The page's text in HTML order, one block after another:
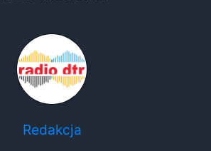
Redakcja